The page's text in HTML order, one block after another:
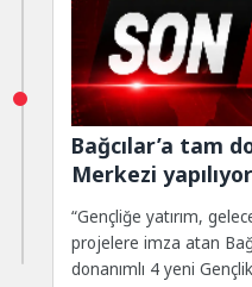
Bağcılar’a tam
Merkezi yapılıyor
“Gençliğe yatırım,
projelere imza atan
donanımlı 4 yeni